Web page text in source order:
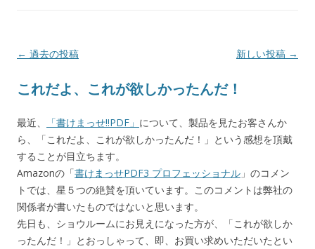
投稿ナビゲーション
← 過去の投稿 新しい投稿 →
これだよ、これが欲しかったんだ！
最近、 「書けまっせ!!PDF」 について、製品を見たお客さんか
ら、「これだよ、これが欲しかったんだ！」という感想を頂戴
することが目立ちます。
Amazonの「書けまっせPDF3 プロフェッショナル 」のコメン
トでは、星５つの絶賛を頂いています。このコメントは弊社の
関係者が書いたものではないと思います。
先日も、ショウルームにお見えになった方が、「これが欲しか
ったんだ！」とおっしゃって、即、お買い求めいただいたとい